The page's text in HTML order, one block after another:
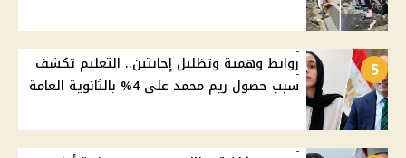
5
روابط وهمية وتظليل إجابتين.. التعليم تكشف
سبب حصول ريم محمد على 4% بالثانوية العامة